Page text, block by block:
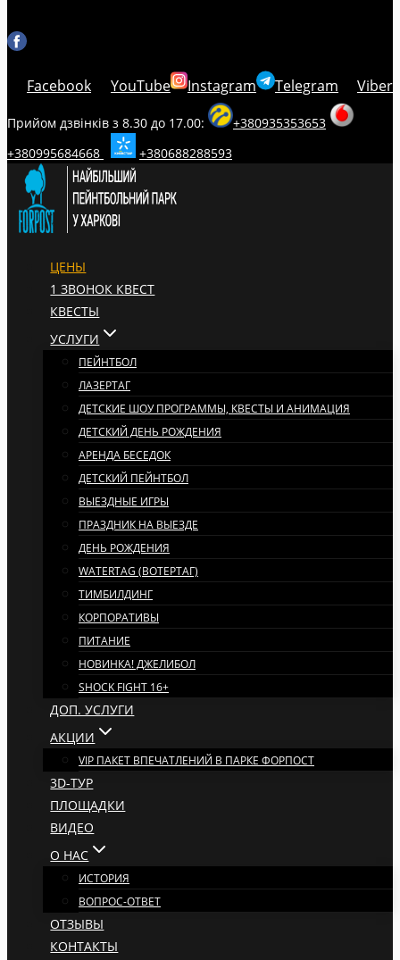
Facebook YouTube Instagram Telegram Viber
Прийом дзвінків з 8.30 до 17.00:
+380935353653
+380995684668
+380688288593
ЦЕНЫ
1 ЗВОНОК КВЕСТ
КВЕСТЫ
УСЛУГИ
ПЕЙНТБОЛ
ЛАЗЕРТАГ
ДЕТСКИЕ ШОУ ПРОГРАММЫ, КВЕСТЫ И АНИМАЦИЯ
ДЕТСКИЙ ДЕНЬ РОЖДЕНИЯ
АРЕНДА БЕСЕДОК
ДЕТСКИЙ ПЕЙНТБОЛ
ВЫЕЗДНЫЕ ИГРЫ
ПРАЗДНИК НА ВЫЕЗДЕ
ДЕНЬ РОЖДЕНИЯ
WATERTAG (ВОТЕРТАГ)
ТИМБИЛДИНГ
КОРПОРАТИВЫ
ПИТАНИЕ
НОВИНКА! ДЖЕЛИБОЛ
SHOCK FIGHT 16+
ДОП. УСЛУГИ
АКЦИИ
VIP ПАКЕТ ВПЕЧАТЛЕНИЙ В ПАРКЕ ФОРПОСТ
3D-ТУР
ПЛОЩАДКИ
ВИДЕО
О НАС
ИСТОРИЯ
ВОПРОС-ОТВЕТ
ОТЗЫВЫ
КОНТАКТЫ